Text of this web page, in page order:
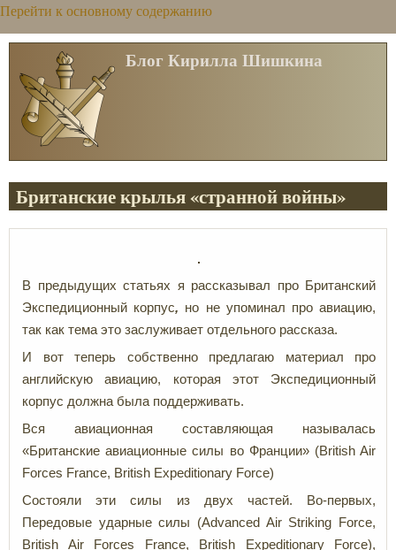
Перейти к основному содержанию
Блог Кирилла Шишкина
Британские крылья «странной войны»
В предыдущих статьях я рассказывал про Британский
Экспедиционный корпус, но не упоминал про авиацию,
так как тема это заслуживает отдельного рассказа.
И вот теперь собственно предлагаю материал про
английскую авиацию, которая этот Экспедиционный
корпус должна была поддерживать.
Вся авиационная составляющая называлась
«Британские авиационные силы во Франции» (British Air
Forces France, British Expeditionary Force)
Состояли эти силы из двух частей. Во-первых,
Передовые ударные силы
(Advanced Air Striking Force,
British Air Forces France, British Expeditionary Force),